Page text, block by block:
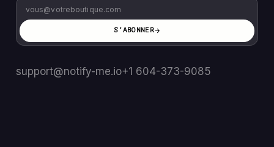
S’ABONNER
support@notify-me.io+1 604-373-9085